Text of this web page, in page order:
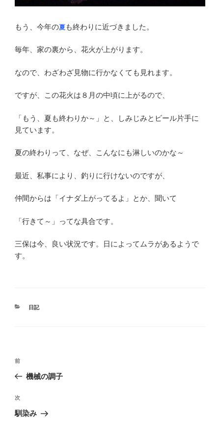
もう、今年の夏 も終わりに近づきました。
毎年、家の裏から、花火が上がります。
なので、わざわざ見物に行かなくても見れます。
ですが、この花火は８月の中頃に上がるので、
「もう、夏も終わりか～」と、しみじみとビール片手に
見ています。
夏の終わりって、なぜ、こんなにも淋しいのかな～
最近、私事により、釣りに行けないのですが、
仲間からは「イナダ上がってるよ」とか、聞いて
「行きて～」ってな具合です。
三保は今、良い状況です。日によってムラがあるようで
す。
カ
日記
投
ビ
ゲ
前
の
稿
前
機械の調子
次
の
次
馴染み